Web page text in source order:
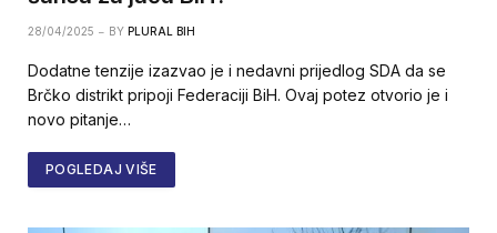
28/04/2025 BY PLURAL BIH
Dodatne tenzije izazvao je i nedavni prijedlog SDA da se
Brčko distrikt pripoji Federaciji BiH. Ovaj potez otvorio je i
novo pitanje…
POGLEDAJ VIŠE